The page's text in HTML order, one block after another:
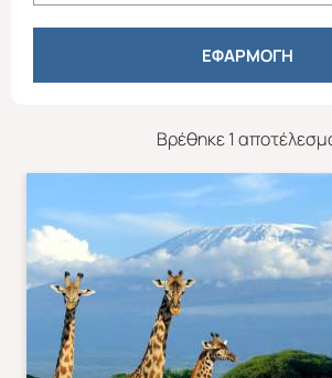
Χριστούγεννα & Πρωτοχρονιά
ΕΥΡΩΠΗ
ΕΦΑΡΜΟΓΗ
Βρέθηκε 1